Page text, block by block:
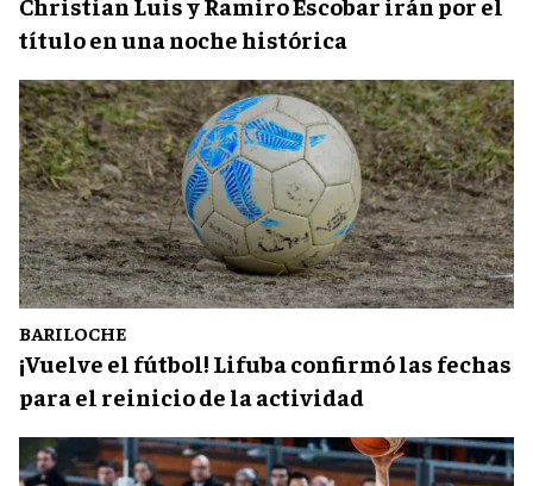
título en una noche histórica
BARILOCHE
¡Vuelve el fútbol! Lifuba confirmó las fechas
para el reinicio de la actividad